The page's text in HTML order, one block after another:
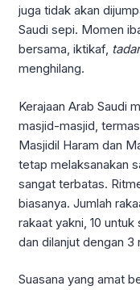
juga tidak akan
Saudi sepi. Momen
bersama, iktikaf,
menghilang.
Kerajaan Arab Saudi
masjid-masjid,
Masjidil Haram dan
tetap melaksanakan
sangat terbatas.
biasanya. Jumlah
rakaat yakni, 10
dan dilanjut dengan 3
Suasana yang amat